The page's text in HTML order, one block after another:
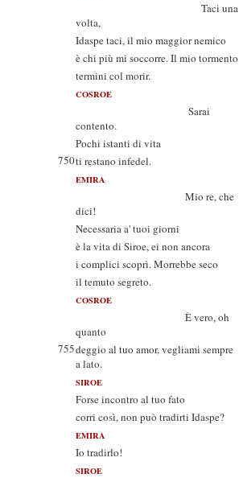
Taci una
volta,
Idaspe taci, il mio maggior nemico
è chi più mi soccorre. Il mio tormento
termini col morir.
COSROE
Sarai
contento.
Pochi istanti di vita
750ti restano infedel.
EMIRA
Mio re, che
dici!
Necessaria a' tuoi giorni
è la vita di Siroe, ei non ancora
i complici scoprì. Morrebbe seco
il temuto segreto.
COSROE
È vero, oh
quanto
755deggio al tuo amor, vegliami sempre
a lato.
SIROE
Forse incontro al tuo fato
corri così, non può tradirti Idaspe?
EMIRA
Io tradirlo!
SIROE